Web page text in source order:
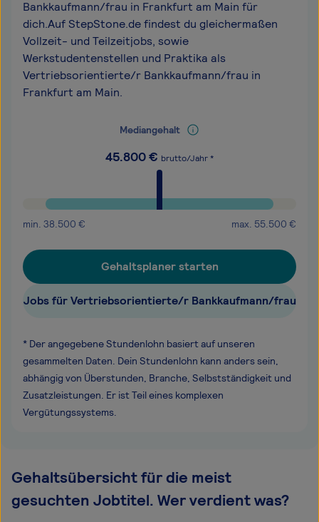
Bankkaufmann/frau in Frankfurt am Main für
dich.Auf StepStone.de findest du gleichermaßen
Vollzeit- und Teilzeitjobs, sowie
Werkstudentenstellen und Praktika als
Vertriebsorientierte/r Bankkaufmann/frau in
Frankfurt am Main.
Mediangehalt
45.800€ brutto/Jahr *
min. 38.500 € max. 55.500 €
Gehaltsplaner starten
Jobs für Vertriebsorientierte/r Bankkaufmann/frau
* Der angegebene Stundenlohn basiert auf unseren
gesammelten Daten. Dein Stundenlohn kann anders sein,
abhängig von Überstunden, Branche, Selbstständigkeit und
Zusatzleistungen. Er ist Teil eines komplexen
Vergütungssystems.
Gehaltsübersicht für die meist
gesuchten Jobtitel. Wer verdient was?